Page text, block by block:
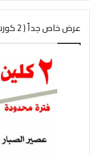
عرض خاص جداً ( 2 كورس كلين 21 يوم لمدة 42 يوم)